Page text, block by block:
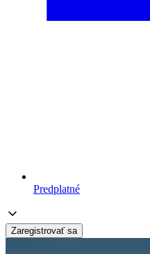
Predplatné
Zaregistrovať sa